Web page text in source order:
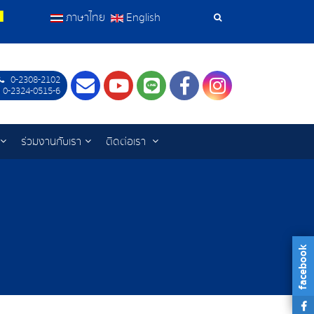
เครื่อง
ค้นหา
ภาษาไทย English
0-2308-2102
0-2324-0515-6
ContactYoutube
LINEFacebookInstagram
ร่วมงานกับเรา ติดต่อเรา
facebook